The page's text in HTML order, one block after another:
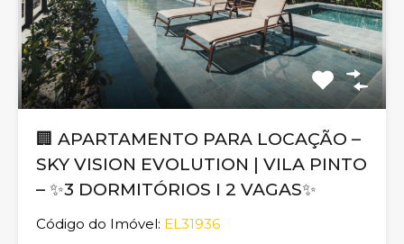
🏢 APARTAMENTO PARA LOCAÇÃO –
SKY VISION EVOLUTION | VILA PINTO
– ✨3 DORMITÓRIOS I 2 VAGAS✨
Código do Imóvel: EL31936